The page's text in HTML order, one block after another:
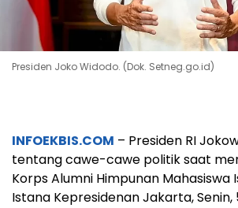
Presiden Joko Widodo. (Dok. Setneg.go.id)
INFOEKBIS.COM – Presiden RI
tentang cawe-cawe politik saat
Korps Alumni Himpunan Mahasiswa
Istana Kepresidenan Jakarta, Senin,